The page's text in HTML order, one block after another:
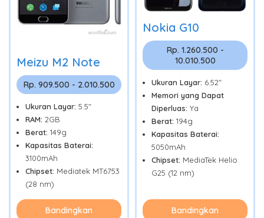
Meizu M2 Note
Rp. 909.500 - 2.010.500
Ukuran Layar: 5.5"
RAM: 2GB
Berat: 149g
Kapasitas Baterai:
3100mAh
Chipset: Mediatek MT6753
(28 nm)
Bandingkan
Nokia G10
Rp. 1.260.500 -
10.010.500
Ukuran Layar: 6.52"
Memori yang Dapat
Diperluas: Ya
Berat: 194g
Kapasitas Baterai:
5050mAh
Chipset: MediaTek Helio
G25 (12 nm)
Bandingkan